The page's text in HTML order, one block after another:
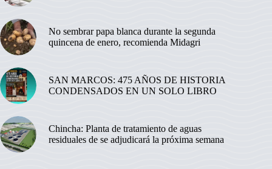
No sembrar papa blanca durante la segunda
quincena de enero, recomienda Midagri
SAN MARCOS: 475 AÑOS DE HISTORIA
CONDENSADOS EN UN SOLO LIBRO
Chincha: Planta de tratamiento de aguas
residuales de se adjudicará la próxima semana